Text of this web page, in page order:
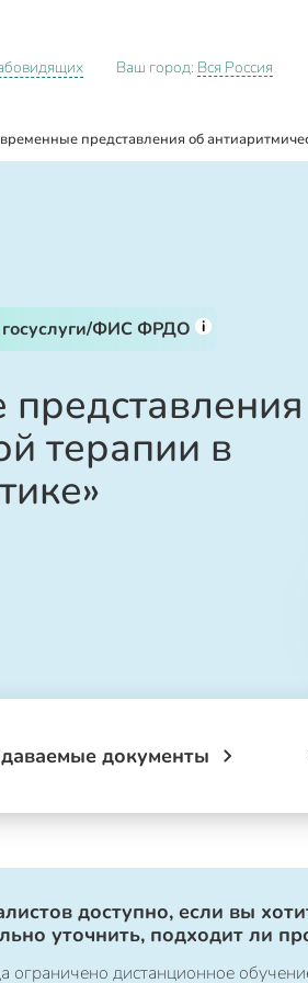
Ваш город: Вся Россия
представления об
госуслуги/ФИС ФРДО i
терапии в
документы
доступно, если вы
уточнить, подходит ли
ограничено дистанционное